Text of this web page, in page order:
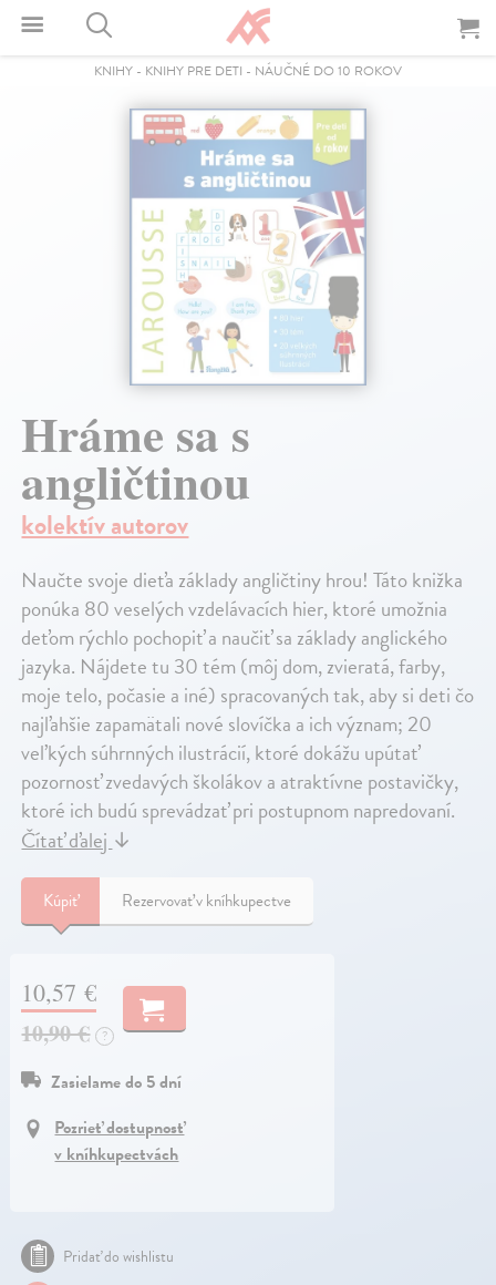
KNIHY - KNIHY PRE DETI - NÁUČNÉ DO 10 ROKOV
Hráme sa s
angličtinou
kolektív autorov
Naučte svoje dieťa základy angličtiny hrou! Táto knižka
ponúka 80 veselých vzdelávacích hier, ktoré umožnia
deťom rýchlo pochopiť a naučiť sa základy anglického
jazyka. Nájdete tu 30 tém (môj dom, zvieratá, farby,
moje telo, počasie a iné) spracovaných tak, aby si deti čo
najľahšie zapamätali nové slovíčka a ich význam; 20
veľkých súhrnných ilustrácií, ktoré dokážu upútať
pozornosť zvedavých školákov a atraktívne postavičky,
ktoré ich budú sprevádzať pri postupnom napredovaní.
Čítať ďalej↓
Kúpiť Rezervovať v kníhkupectve
10,57 €
10,90 € ?
Zasielame do 5 dní
Pozrieť dostupnosť
v kníhkupectvách
Pridať do wishlistu